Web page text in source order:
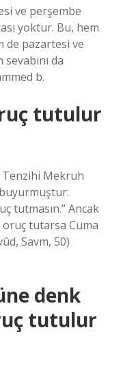
ve perşembe
yoktur. Bu, hem
de pazartesi ve
da
b.
tutulur
Tenzihi Mekruh
buyurmuştur:
tutmasın.” Ancak
tutarsa ​​Cuma
Savm, 50)
denk
tutulur